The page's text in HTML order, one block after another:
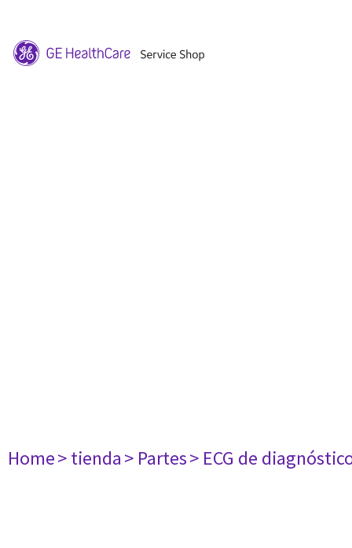
Home> tienda> Partes> ECG de